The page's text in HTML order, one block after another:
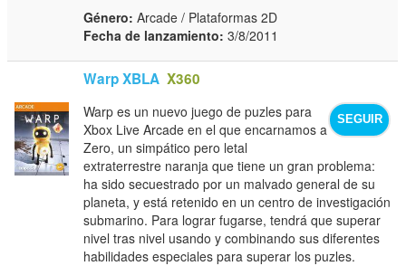
Género: Arcade / Plataformas 2D
Fecha de lanzamiento: 3/8/2011
Warp XBLA X360
SEGUIR
Warp es un nuevo juego de puzles para
Xbox Live Arcade en el que encarnamos a
Zero, un simpático pero letal
extraterrestre naranja que tiene un gran problema:
ha sido secuestrado por un malvado general de su
planeta, y está retenido en un centro de investigación
submarino. Para lograr fugarse, tendrá que superar
nivel tras nivel usando y combinando sus diferentes
habilidades especiales para superar los puzles.